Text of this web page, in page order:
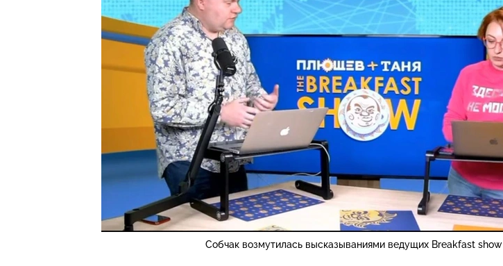
Собчак возмутилась высказываниями ведущих Breakfast show